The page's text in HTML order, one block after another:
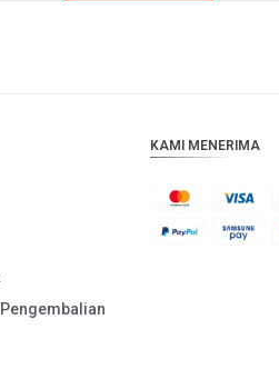
KAMI MENERIMA